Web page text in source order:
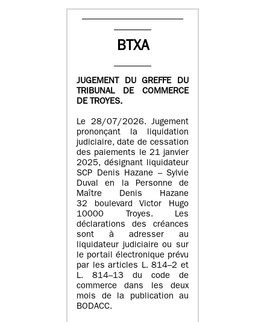
BTXA
JUGEMENT DU GREFFE DU
TRIBUNAL DE COMMERCE
DE TROYES.
Le 28/07/2026. Jugement
prononçant la liquidation
judiciaire, date de cessation
des paiements le 21 janvier
2025, désignant liquidateur
SCP Denis Hazane – Sylvie
Duval en la Personne de
Maître Denis Hazane
32 boulevard Victor Hugo
10000 Troyes. Les
déclarations des créances
sont à adresser au
liquidateur judiciaire ou sur
le portail électronique prévu
par les articles L. 814–2 et
L. 814–13 du code de
commerce dans les deux
mois de la publication au
BODACC.